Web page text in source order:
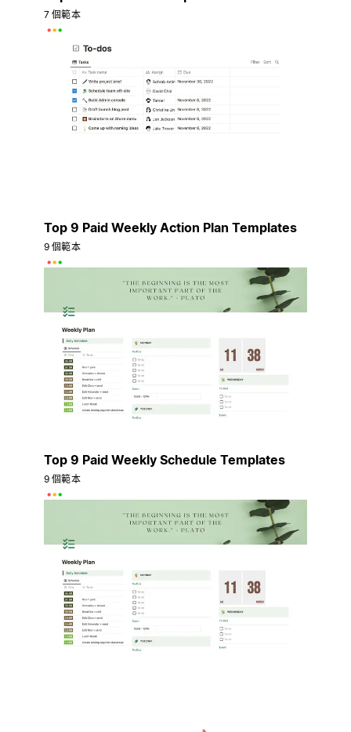
7 個範本
Top 9 Paid Weekly Action Plan Templates
9 個範本
Top 9 Paid Weekly Schedule Templates
9 個範本